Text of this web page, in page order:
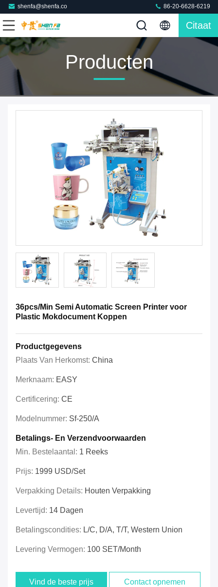
shenfa@shenfa.co 86-20-6628-6219
Citaat
Producten
36pcs/Min Semi Automatic Screen Printer voor
Plastic Mokdocument Koppen
Productgegevens
Plaats Van Herkomst: China
Merknaam: EASY
Certificering: CE
Modelnummer: Sf-250/A
Betalings- En Verzendvoorwaarden
Min. Bestelaantal: 1 Reeks
Prijs: 1999 USD/Set
Verpakking Details: Houten Verpakking
Levertijd: 14 Dagen
Betalingscondities: L/C, D/A, T/T, Western Union
Levering Vermogen: 100 SET/month
Vind de beste prijs Contact opnemen